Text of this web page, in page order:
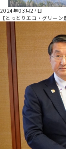
2024年03月27日
【とっとりエコ・グリー